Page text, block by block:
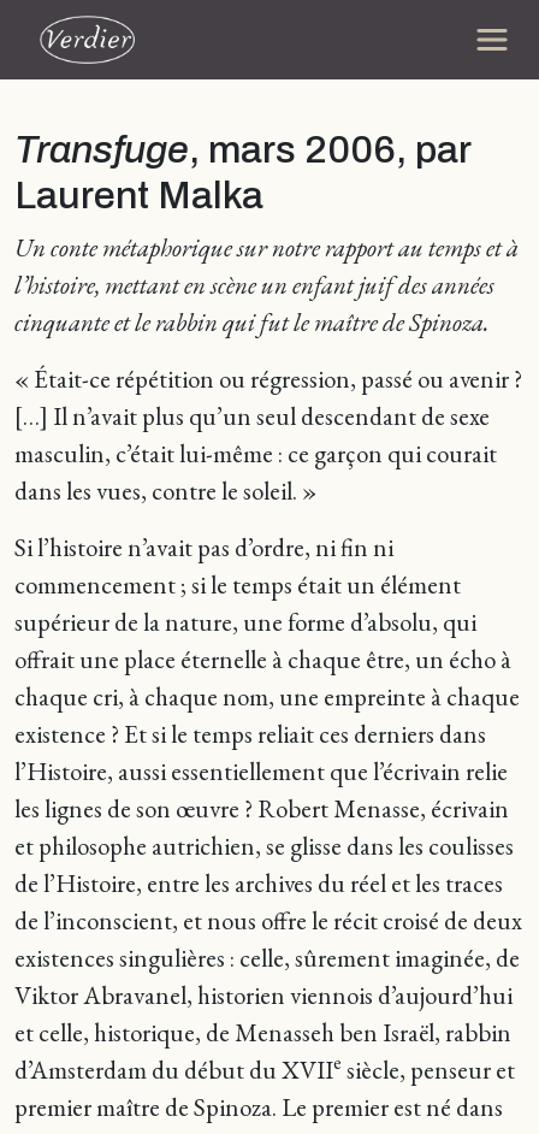
Transfuge, mars 2006, par
Laurent Malka
Un conte métaphorique sur notre rapport au temps et à
l’histoire, mettant en scène un enfant juif des années
cinquante et le rabbin qui fut le maître de Spinoza.
« Était-ce répétition ou régression, passé ou avenir ?
[…] Il n’avait plus qu’un seul descendant de sexe
masculin, c’était lui-même : ce garçon qui courait
dans les vues, contre le soleil. »
Si l’histoire n’avait pas d’ordre, ni fin ni
commencement ; si le temps était un élément
supérieur de la nature, une forme d’absolu, qui
offrait une place éternelle à chaque être, un écho à
chaque cri, à chaque nom, une empreinte à chaque
existence ? Et si le temps reliait ces derniers dans
l’Histoire, aussi essentiellement que l’écrivain relie
les lignes de son œuvre ? Robert Menasse, écrivain
et philosophe autrichien, se glisse dans les coulisses
de l’Histoire, entre les archives du réel et les traces
de l’inconscient, et nous offre le récit croisé de deux
existences singulières : celle, sûrement imaginée, de
Viktor Abravanel, historien viennois d’aujourd’hui
et celle, historique, de Menasseh ben Israël, rabbin
d’Amsterdam du début du XVIIe siècle, penseur et
premier maître de Spinoza. Le premier est né dans